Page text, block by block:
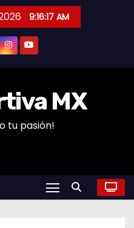
9:16:18 AM
MX
tu pasión!